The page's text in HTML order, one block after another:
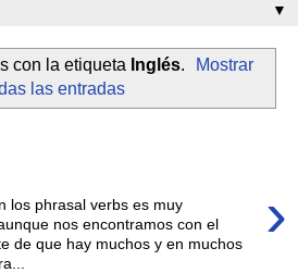
▼
con la etiqueta Inglés.
Mostrar
las entradas
›
los phrasal verbs es muy
nos encontramos con el
de que hay muchos y en muchos